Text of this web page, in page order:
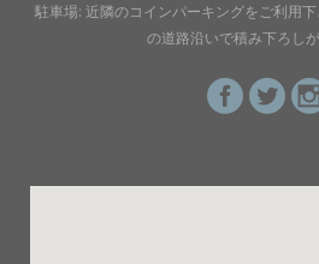
駐車場: 近隣のコインパーキングをご利用
の道路沿いで積み下ろしが